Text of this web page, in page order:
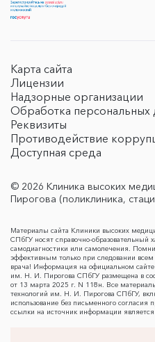
Карта сайта
Лицензии
Надзорные организации
Обработка персональных
Реквизиты
Противодействие
Доступная среда
© 2026 Клиника высоких
Пирогова (поликлиника,
Материалы сайта Клиники высоких
СПбГУ носят справочно-образовательный
самодиагностики или самолечения.
эффективным только при следовании
врача! Информация на официальном
им. Н. И. Пирогова СПбГУ размещена в
от 13 марта 2025 г. N 118н. Все
технологий им. Н. И. Пирогова СПбГУ,
использование без письменного согласия
ссылки на источник информации